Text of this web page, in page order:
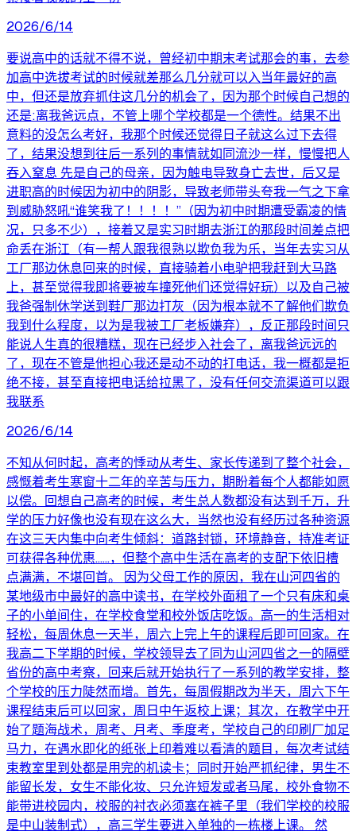
2026/6/14
要说高中的话就不得不说，曾经初中期末考试那会的事，去参
加高中选拔考试的时候就差那么几分就可以入当年最好的高
中，但还是放弃抓住这几分的机会了，因为那个时候自己想的
还是:离我爸远点，不管上哪个学校都是一个德性。结果不出
意料的没怎么考好，我那个时候还觉得日子就这么过下去得
了，结果没想到往后一系列的事情就如同流沙一样，慢慢把人
吞入窒息 先是自己的母亲，因为触电导致身亡去世，后又是
进职高的时候因为初中的阴影，导致老师带头夸我一气之下拿
到威胁怒吼“谁笑我了！！！！”（因为初中时期遭受霸凌的情
况，只多不少），接着又是实习时期去浙江的那段时间差点把
命丢在浙江（有一帮人跟我很熟以欺负我为乐，当年去实习从
工厂那边休息回来的时候，直接骑着小电驴把我赶到大马路
上，甚至觉得我即将要被车撞死他们还觉得好玩）以及自己被
我爸强制休学送到鞋厂那边打灰（因为根本就不了解他们欺负
我到什么程度，以为是我被工厂老板嫌弃），反正那段时间只
能说人生真的很糟糕，现在已经步入社会了，离我爸远远的
了，现在不管是他担心我还是动不动的打电话，我一概都是拒
绝不接，甚至直接把电话给拉黑了，没有任何交流渠道可以跟
我联系
2026/6/14
不知从何时起，高考的悸动从考生、家长传递到了整个社会，
感慨着考生寒窗十二年的辛苦与压力，期盼着每个人都能如愿
以偿。回想自己高考的时候，考生总人数都没有达到千万，升
学的压力好像也没有现在这么大，当然也没有经历过各种资源
在这三天内集中向考生倾斜：道路封锁，环境静音，持准考证
可获得各种优惠……，但整个高中生活在高考的支配下依旧槽
点满满，不堪回首。 因为父母工作的原因，我在山河四省的
某地级市中最好的高中读书，在学校外面租了一个只有床和桌
子的小单间住，在学校食堂和校外饭店吃饭。高一的生活相对
轻松，每周休息一天半，周六上完上午的课程后即可回家。在
我高二下学期的时候，学校领导去了同为山河四省之一的隔壁
省份的高中考察，回来后就开始执行了一系列的教学安排，整
个学校的压力陡然而增。首先，每周假期改为半天，周六下午
课程结束后可以回家，周日中午返校上课；其次，在教学中开
始了题海战术，周考、月考、季度考，学校自己的印刷厂加足
马力，在遇水即化的纸张上印着难以看清的题目，每次考试结
束教室里到处都是用完的机读卡；同时开始严抓纪律，男生不
能留长发，女生不能化妆、只允许短发或者马尾，校外食物不
能带进校园内，校服的衬衣必须塞在裤子里（我们学校的校服
是中山装制式），高三学生要进入单独的一栋楼上课。 然